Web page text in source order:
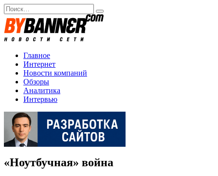
Перейти
к
содержанию
Search
for:
Главное
Интернет
Новости компаний
Обзоры
Аналитика
Интервью
«Ноутбучная» война